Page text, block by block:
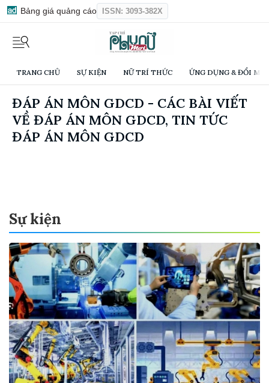
Bảng giá quảng cáo ISSN: 3093-382X
TRANG CHỦ SỰ KIỆN NỮ TRÍ THỨC ỨNG DỤNG & ĐỔI
ĐÁP ÁN MÔN GDCD - CÁC BÀI VIẾT
VỀ ĐÁP ÁN MÔN GDCD, TIN TỨC
ĐÁP ÁN MÔN GDCD
Sự kiện